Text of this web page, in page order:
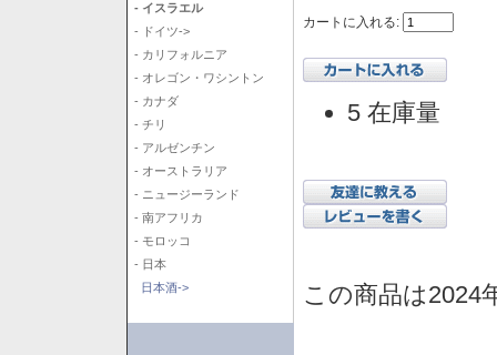
- イスラエル
- ドイツ->
- カリフォルニア
- オレゴン・ワシントン
- カナダ
- チリ
- アルゼンチン
- オーストラリア
- ニュージーランド
- 南アフリカ
- モロッコ
- 日本
日本酒->
カートに入れる:
5 在庫量
この商品は2024